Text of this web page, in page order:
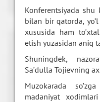
Konferentsiyada
bilan bir qatorda,
xususida ham
etish yuzasidan aniq
Shuningdek,
Sa’dulla Tojievning
Muzokarada
madaniyat